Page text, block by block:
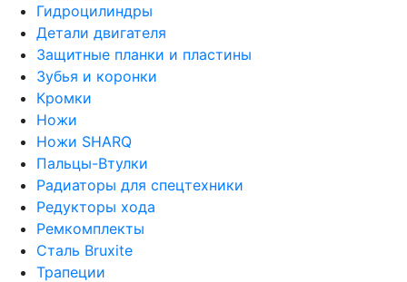
Гидроцилиндры
Детали двигателя
Защитные планки и пластины
Зубья и коронки
Кромки
Ножи
Ножи SHARQ
Пальцы-Втулки
Радиаторы для спецтехники
Редукторы хода
Ремкомплекты
Сталь Bruxite
Трапеции